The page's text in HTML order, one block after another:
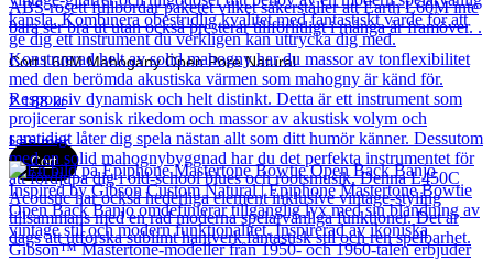
Cort L60M Mahogany Open Pore Natural
2 188kr
Läs mer
Cort